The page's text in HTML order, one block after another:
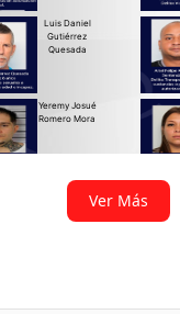
Ver Más